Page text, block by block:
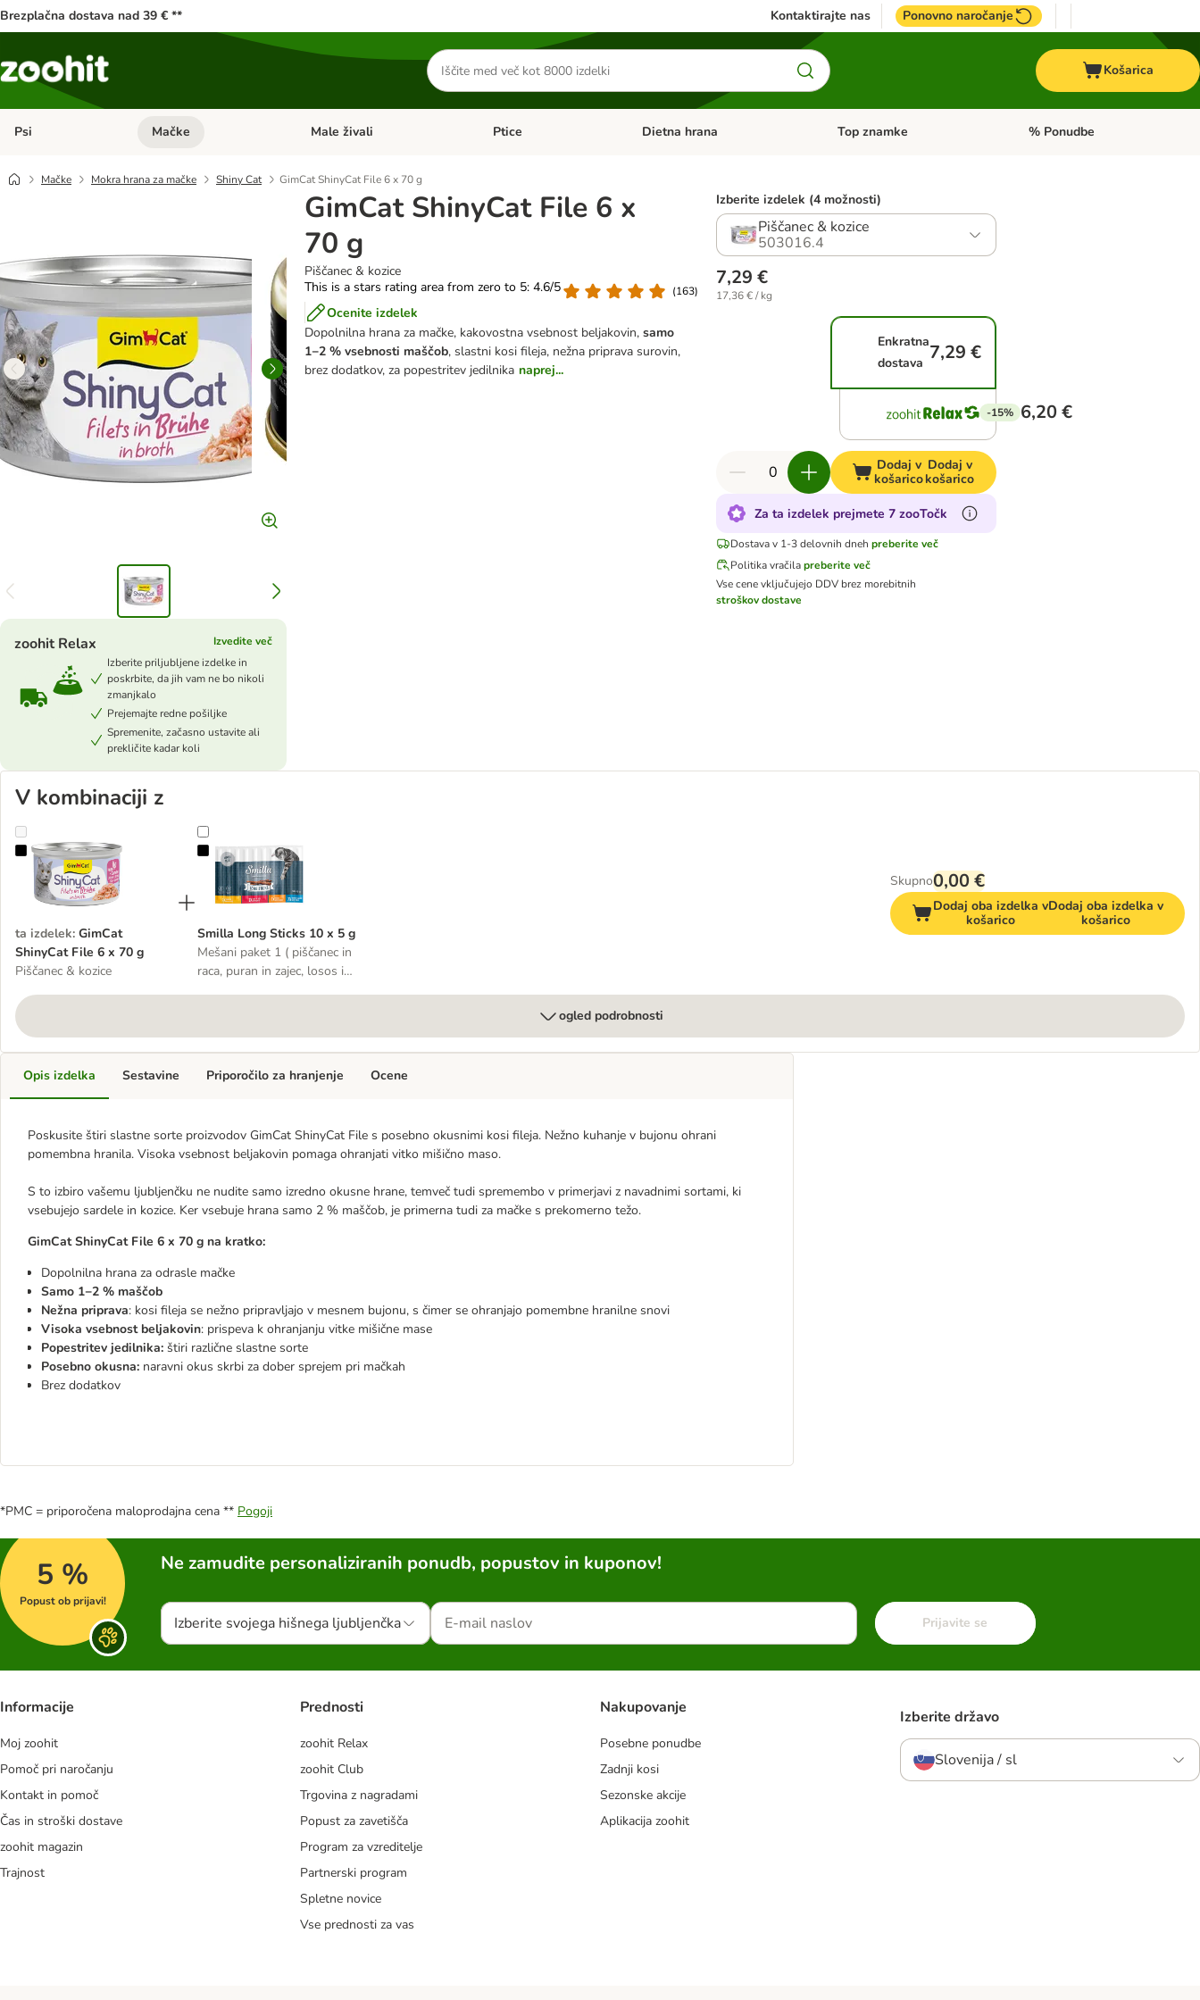
Brezplačna dostava nad 39 € ** Kontaktirajte nas Ponovno naročanje
Iskanje
izdelkov
Košarica
Psi Odprite meni kategorij: Psi
Mačke Odprite meni kategorij: Mačke
Male živali Odprite meni kategorij: Male živali
Ptice Odprite meni kategorij: Ptice
Dietna hrana Odprite meni kategorij: Dietna hrana
Top znamke Odprite meni kategorij: Top
% Ponudbe
Mačke Mokra hrana za mačke Shiny Cat GimCat ShinyCat File 6 x 70 g
GimCat ShinyCat File 6 x
70 g
Piščanec & kozice
This is a stars rating area from zero to 5: 4.6/5
(163)
Ocenite izdelek
Dopolnilna hrana za mačke, kakovostna vsebnost beljakovin,samo
1−2 % vsebnosti maščob, slastni kosi fileja, nežna priprava surovin,
brez dodatkov, za popestritev jedilnika naprej...
zoohit Relax
Izvedite več
Izberite priljubljene izdelke in
poskrbite, da jih vam ne bo nikoli
zmanjkalo
Prejemajte redne pošiljke
Spremenite, začasno ustavite ali
prekličite kadar koli
Izberite izdelek (4 možnosti)
Piščanec & kozice
503016.4
7,29 €
17,36 € / kg
Enkratna
dostava 7,29 €
-15% 6,20 €
Dodaj v
košarico
Dodaj v
košarico
Za ta izdelek prejmete 7 zooTočk
Dostava v 1-3 delovnih dneh preberite več
Politika vračila preberite več
Vse cene vključujejo DDV brez morebitnih
stroškov dostave
V kombinaciji z
GimCat ShinyCat File 6 x 70 g
ta izdelek: GimCat
ShinyCat File 6 x 70 g
Piščanec & kozice
Smilla Long Sticks 10 x 5 g
Smilla Long Sticks 10 x 5 g
Mešani paket 1 ( piščanec in
raca, puran in zajec, losos in
Skupno0,00 €
Dodaj oba izdelka v
košarico
Dodaj oba izdelka v
košarico
ogled podrobnosti
Opis izdelka
Poskusite štiri slastne sorte proizvodov GimCat ShinyCat File s posebno okusnimi kosi fileja. Nežno kuhanje v bujonu ohrani
pomembna hranila. Visoka vsebnost beljakovin pomaga ohranjati vitko mišično maso.
S to izbiro vašemu ljubljenčku ne nudite samo izredno okusne hrane, temveč tudi spremembo v primerjavi z navadnimi sortami, ki
vsebujejo sardele in kozice. Ker vsebuje hrana samo 2 % maščob, je primerna tudi za mačke s prekomerno težo.
GimCat ShinyCat File 6 x 70 g na kratko:
Dopolnilna hrana za odrasle mačke
Samo 1−2 % maščob
Nežna priprava: kosi fileja se nežno pripravljajo v mesnem bujonu, s čimer se ohranjajo pomembne hranilne snovi
Visoka vsebnost beljakovin: prispeva k ohranjanju vitke mišične mase
Popestritev jedilnika: štiri različne slastne sorte
Posebno okusna: naravni okus skrbi za dober sprejem pri mačkah
Brez dodatkov
Sestavine Priporočilo za hranjenje Ocene
*PMC = priporočena maloprodajna cena ** Pogoji
5 %
Popust ob prijavi!
Ne zamudite personaliziranih ponudb, popustov in kuponov!
Izberite svojega hišnega ljubljenčka Prijavite se
Informacije
Moj zoohit
Pomoč pri naročanju
Kontakt in pomoč
Čas in stroški dostave
zoohit magazin
Trajnost
Prednosti
zoohit Relax
zoohit Club
Trgovina z nagradami
Popust za zavetišča
Program za vzreditelje
Partnerski program
Spletne novice
Vse prednosti za vas
Nakupovanje
Posebne ponudbe
Zadnji kosi
Sezonske akcije
Aplikacija zoohit
Izberite državo
Slovenija / sl